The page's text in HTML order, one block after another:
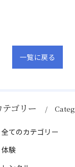
一覧に戻る
テゴリー
全てのカテゴリー
体験